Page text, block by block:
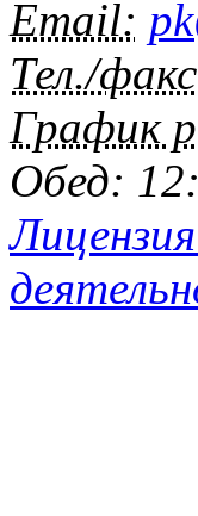
Email:
Тел./
График
Обед: